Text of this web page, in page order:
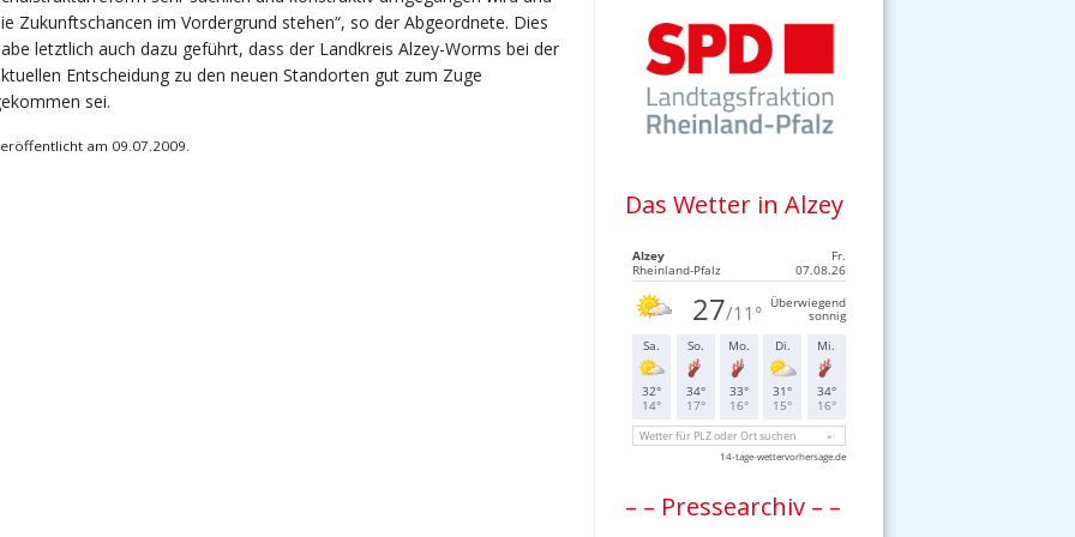
Zukunftschancen im Vordergrund stehen“, so der Abgeordnete. Dies
letztlich auch dazu geführt, dass der Landkreis Alzey-Worms bei der
Entscheidung zu den neuen Standorten gut zum Zuge
sei.
am 09.07.2009.
Das Wetter in Alzey
– – Pressearchiv – –